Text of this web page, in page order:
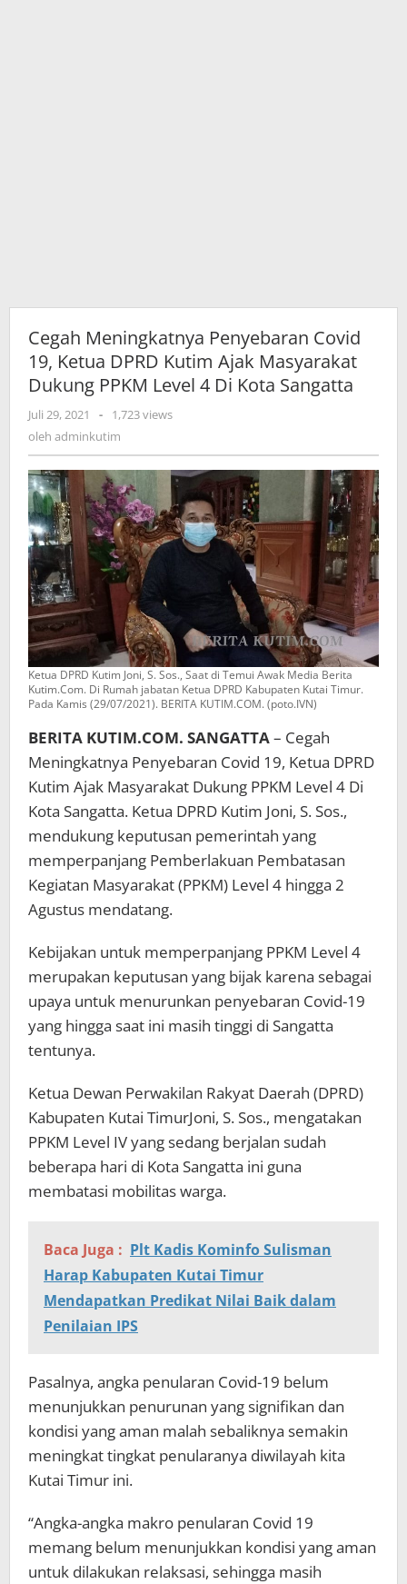
Cegah Meningkatnya Penyebaran Covid
19, Ketua DPRD Kutim Ajak Masyarakat
Dukung PPKM Level 4 Di Kota Sangatta
Juli 29, 2021
oleh
adminkutim
-
1,723 views
oleh adminkutim
Ketua DPRD Kutim Joni, S. Sos., Saat di Temui Awak Media Berita
Kutim.Com. Di Rumah jabatan Ketua DPRD Kabupaten Kutai Timur.
Pada Kamis (29/07/2021). BERITA KUTIM.COM. (poto.IVN)
BERITA KUTIM.COM. SANGATTA– Cegah
Meningkatnya Penyebaran Covid 19, Ketua DPRD
Kutim Ajak Masyarakat Dukung PPKM Level 4 Di
Kota Sangatta. Ketua DPRD Kutim Joni, S. Sos.,
mendukung keputusan pemerintah yang
memperpanjang Pemberlakuan Pembatasan
Kegiatan Masyarakat (PPKM) Level 4 hingga 2
Agustus mendatang.
Kebijakan untuk memperpanjang PPKM Level 4
merupakan keputusan yang bijak karena sebagai
upaya untuk menurunkan penyebaran Covid-19
yang hingga saat ini masih tinggi di Sangatta
tentunya.
Ketua Dewan Perwakilan Rakyat Daerah (DPRD)
Kabupaten Kutai TimurJoni, S. Sos., mengatakan
PPKM Level IV yang sedang berjalan sudah
beberapa hari di Kota Sangatta ini guna
membatasi mobilitas warga.
Baca Juga : Plt Kadis Kominfo Sulisman
Harap Kabupaten Kutai Timur
Mendapatkan Predikat Nilai Baik dalam
Penilaian IPS
Pasalnya, angka penularan Covid-19 belum
menunjukkan penurunan yang signifikan dan
kondisi yang aman malah sebaliknya semakin
meningkat tingkat penularanya diwilayah kita
Kutai Timur ini.
“Angka-angka makro penularan Covid 19
memang belum menunjukkan kondisi yang aman
untuk dilakukan relaksasi, sehingga masih